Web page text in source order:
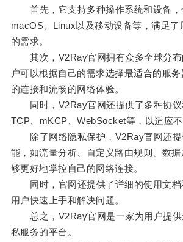
首先，它支持多种操作系统和设备，
macOS、Linux以及移动设备等，满足了
的需求。
其次，V2Ray官网拥有众多全球分布
户可以根据自己的需求选择最适合的服
的连接和流畅的网络体验。
同时，V2Ray官网还提供了多种协议
TCP、mKCP、WebSocket等，以适应不
除了网络隐私保护，V2Ray官网还提
能，如流量分析、自定义路由规则、数
够更好地掌控自己的网络连接。
同时，官网还提供了详细的使用文档
用户快速上手和解决问题。
总之，V2Ray官网是一家为用户提供
私服务的平台。